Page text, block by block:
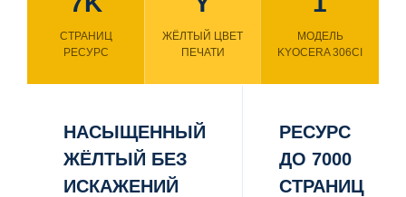
СТРАНИЦ
РЕСУРС
ЖЁЛТЫЙ ЦВЕТ
ПЕЧАТИ
МОДЕЛЬ
KYOCERA 306CI
НАСЫЩЕННЫЙ
ЖЁЛТЫЙ БЕЗ
ИСКАЖЕНИЙ
РЕСУРС
ДО 7000
СТРАНИЦ